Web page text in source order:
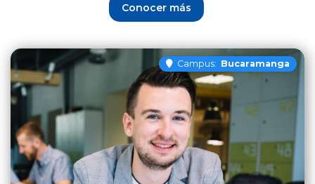
Conocer más
Campus: Bucaramanga